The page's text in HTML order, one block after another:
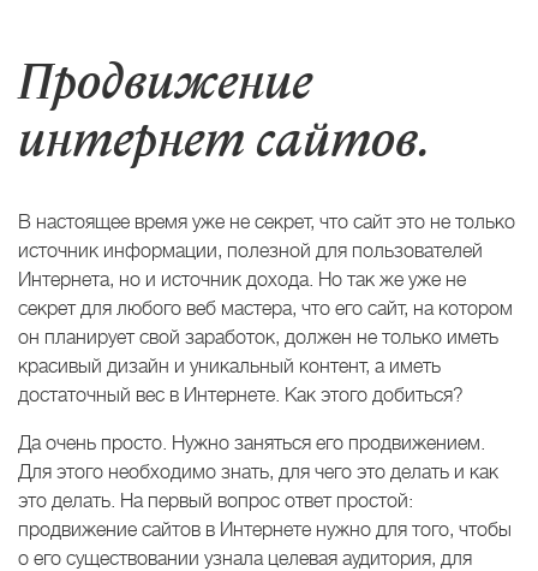
Продвижение
интернет сайтов.
В настоящее время уже не секрет, что сайт это не только
источник информации, полезной для пользователей
Интернета, но и источник дохода. Но так же уже не
секрет для любого веб мастера, что его сайт, на котором
он планирует свой заработок, должен не только иметь
красивый дизайн и уникальный контент, а иметь
достаточный вес в Интернете. Как этого добиться?
Да очень просто. Нужно заняться его продвижением.
Для этого необходимо знать, для чего это делать и как
это делать. На первый вопрос ответ простой:
продвижение сайтов в Интернете нужно для того, чтобы
о его существовании узнала целевая аудитория, для